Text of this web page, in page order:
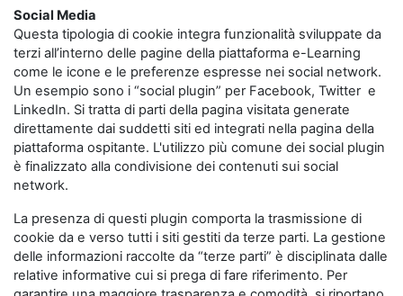
Social Media
Questa tipologia di cookie integra funzionalità sviluppate da
terzi all’interno delle pagine della piattaforma e-Learning
come le icone e le preferenze espresse nei social network.
Un esempio sono i “social plugin” per Facebook, Twitter e
LinkedIn. Si tratta di parti della pagina visitata generate
direttamente dai suddetti siti ed integrati nella pagina della
piattaforma ospitante. L'utilizzo più comune dei social plugin
è finalizzato alla condivisione dei contenuti sui social
network.
La presenza di questi plugin comporta la trasmissione di
cookie da e verso tutti i siti gestiti da terze parti. La gestione
delle informazioni raccolte da “terze parti” è disciplinata dalle
relative informative cui si prega di fare riferimento. Per